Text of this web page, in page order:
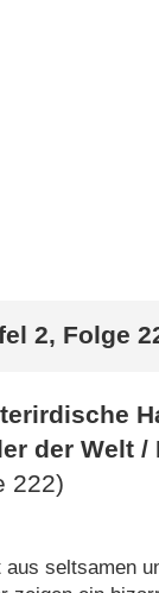
2, Folge
der Welt /​
222)
aus seltsamen